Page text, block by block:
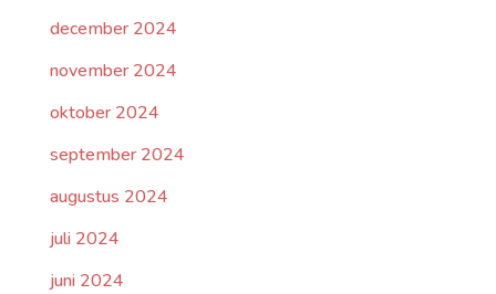
december 2024
november 2024
oktober 2024
september 2024
augustus 2024
juli 2024
juni 2024